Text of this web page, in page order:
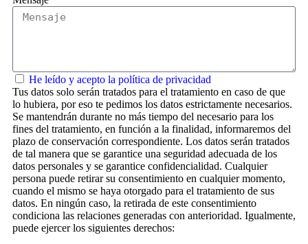
He leído y acepto la política de privacidad
Tus datos solo serán tratados para el tratamiento en caso de que
lo hubiera, por eso te pedimos los datos estrictamente necesarios.
Se mantendrán durante no más tiempo del necesario para los
fines del tratamiento, en función a la finalidad, informaremos del
plazo de conservación correspondiente. Los datos serán tratados
de tal manera que se garantice una seguridad adecuada de los
datos personales y se garantice confidencialidad. Cualquier
persona puede retirar su consentimiento en cualquier momento,
cuando el mismo se haya otorgado para el tratamiento de sus
datos. En ningún caso, la retirada de este consentimiento
condiciona las relaciones generadas con anterioridad. Igualmente,
puede ejercer los siguientes derechos: